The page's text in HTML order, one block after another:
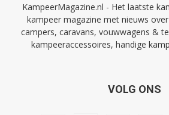
KampeerMagazine.nl - Het laatste
kampeer magazine met nieuws
campers, caravans, vouwwagens &
kampeeraccessoires, handige
VOLG ONS